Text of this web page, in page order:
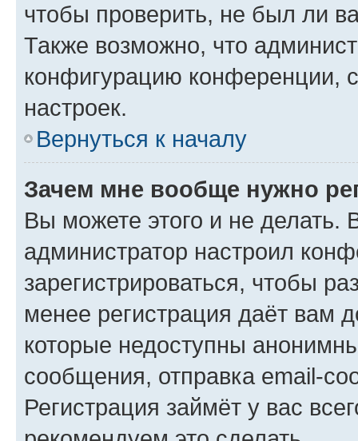
чтобы проверить, не был ли
Также возможно, что
конфигурацию конференции,
настроек.
Вернуться к началу
Зачем мне вообще нужно
Вы можете этого и не делать.
администратор настроил
зарегистрироваться, чтобы
менее регистрация даёт вам
которые недоступны
сообщения, отправка email-
Регистрация займёт у вас